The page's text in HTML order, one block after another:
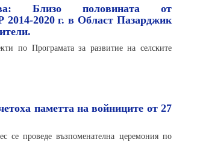
Близо половината от
2020 г. в Област Пазарджик
по Програмата за развитие на селските
паметта на войниците от 27
се проведе възпоменателна церемония по